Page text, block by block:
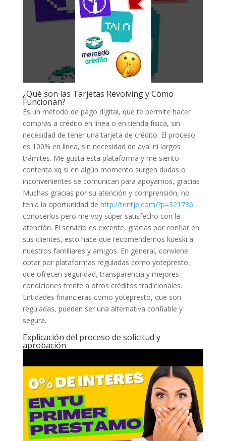
¿Qué son las Tarjetas Revolving y Cómo
Funcionan?
Es un método de pago digital, que te permite hacer
compras a crédito en línea o en tienda física, sin
necesidad de tener una tarjeta de crédito. El proceso
es 100% en línea, sin necesidad de aval ni largos
trámites. Me gusta esta plataforma y me siento
contenta xq si en algún momento surgen dudas o
inconvenientes se comunican para apoyarnos, gracias
Muchas gracias por su atención y comprensión, no
tenia la oportunidad de http://tentje.com/?p=321736
conocerlos pero me voy súper satisfecho con la
atención. El servicio es excente, gracias por confiar en
sus clientes, esto hace que recomendemos kueski a
nuestros familiares y amigos. En general, conviene
optar por plataformas reguladas como yotepresto,
que ofrecen seguridad, transparencia y mejores
condiciones frente a otros créditos tradicionales.
Entidades financieras como yotepresto, que son
reguladas, pueden ser una alternativa confiable y
segura.
Explicación del proceso de solicitud y
aprobación